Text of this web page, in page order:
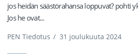
jos heidän säästörahansa loppuvat? pohti
Jos he ovat...
PEN Tiedotus / 31 joulukuuta 2024